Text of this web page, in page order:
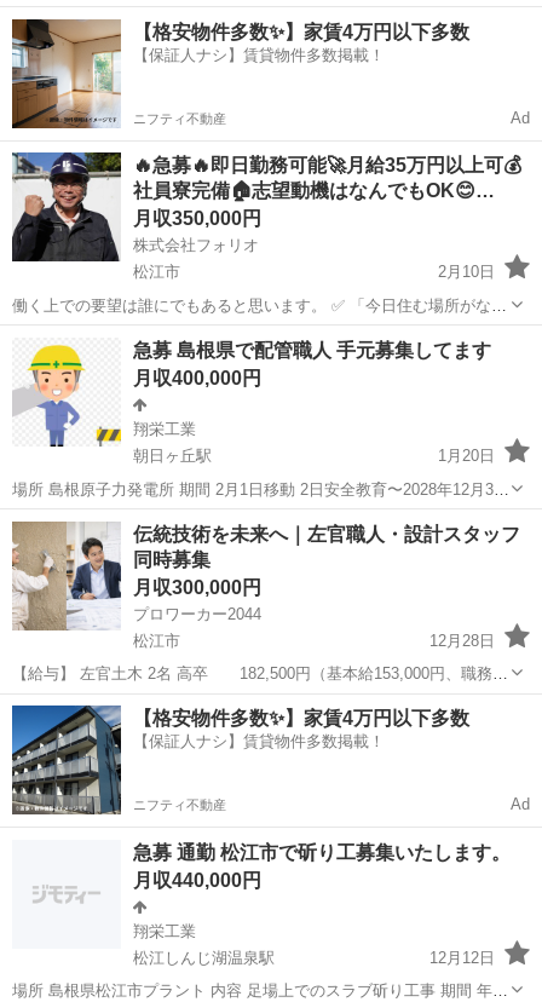
い、即入寮したい」 ✅ 「手持ちがピンチ、明日日払いが欲しい」 ✅
「経験ないけど、とにかく稼ぎたい」 私たちにご相談いただければ、
そんなあ...
島根 松江市 土木 未経験
【格安物件多数✨】家賃4万円以下多数
【保証人ナシ】賃貸物件多数掲載！
ニフティ不動産 Ad
🔥急募🔥即日勤務可能🚀月給35万円以上可💰
社員寮完備🏠志望動機はなんでもOK😊…
月収350,000円
株式会社フォリオ
松江市
2月10日
働く上での要望は誰にでもあると思います。 ✅ 「今日住む場所がな
い、即入寮したい」 ✅ 「手持ちがピンチ、明日日払いが欲しい」 ✅
「経験ないけど、とにかく稼ぎたい」 私たちにご相談いただければ、
そんなあ...
土木 社員
急募 島根県で配管職人 手元募集してます
月収400,000円
翔栄工業
朝日ヶ丘駅
1月20日
場所 島根原子力発電所 期間 2月1日移動 2日安全教育〜2028年12月31
迄 最低3ヶ月契約 内容 ダクト据付 付随サポート取付 足場仮設 手元の
みOKです 人員 職人or手元 50名 単価 職人 税別2000...
島根 松江市 朝日ヶ丘駅 その他 職人
伝統技術を未来へ｜左官職人・設計スタッフ
同時募集
月収300,000円
プロワーカー2044
松江市
12月28日
【給与】 左官土木 2名 高卒 182,500円（基本給153,000円、職務給
25,000円、道具手当4,500円） 未経験者201,500円（基本給172,000
円、職務給25,000円、道具手当4,500円） ...
島根 松江市 その他 左官
【格安物件多数✨】家賃4万円以下多数
【保証人ナシ】賃貸物件多数掲載！
ニフティ不動産 Ad
急募 通勤 松江市で斫り工募集いたします。
月収440,000円
翔栄工業
松江しんじ湖温泉駅
12月12日
場所 島根県松江市プラント 内容 足場上でのスラブ斫り工事 期間 年明